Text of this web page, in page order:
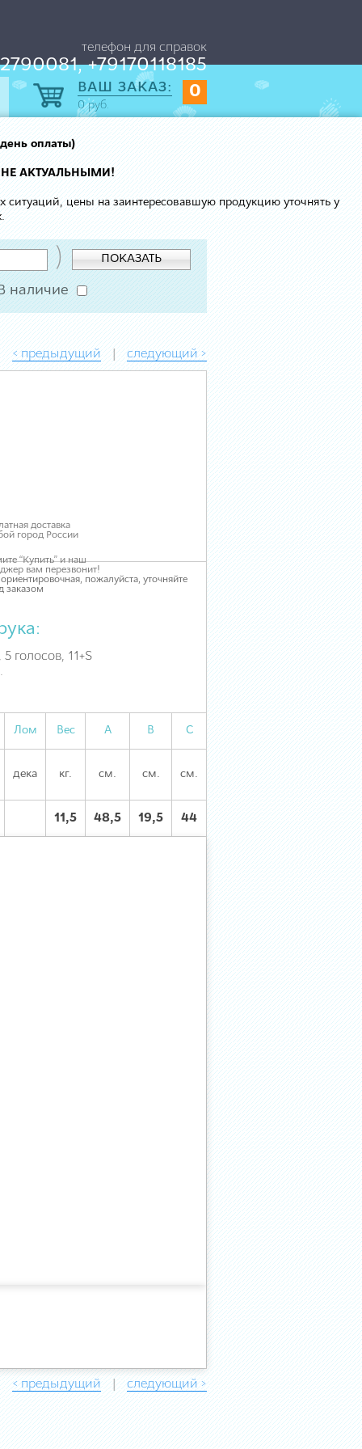
телефон для справок
+79170118185
0
ВАШ ЗАКАЗ:
0руб.
оплаты)
АКТУАЛЬНЫМИ!
ситуаций, цены на заинтересовавшую продукцию уточнять у
) ПОКАЗАТЬ
наличие
< предыдущий | следующий >
доставка
город России
“Купить” и наш
вам перезвонит!
пожалуйста, уточняйте
заказом
голосов, 11+S
Лом Вес А В С
дека кг. см. см. см.
11,5 48,5 19,5 44
< предыдущий | следующий >